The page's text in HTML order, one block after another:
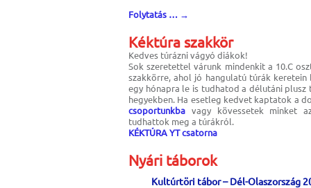
A
Folytatás … →
Kéktúra szakkör
Kedves túrázni vágyó diákok!
Sok szeretettel várunk mindenkit a 10.C
szakkörre, ahol jó hangulatú túrák
egy hónapra le is tudhatod a délutáni plusz
hegyekben. Ha esetleg kedvet kaptatok a
csoportunkba vagy kövessetek minket
tudhattok meg a túrákról.
KÉKTÚRA YT csatorna
Nyári táborok
Kultúrtöri tábor – Dél-Olaszország